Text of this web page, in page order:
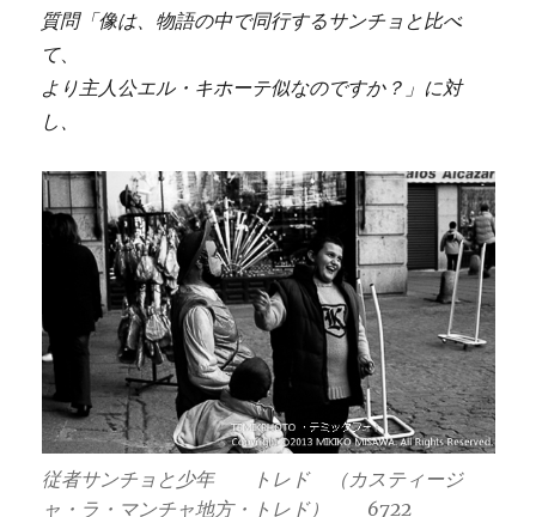
質問「像は、物語の中で同行するサンチョと比べ
て、
より主人公エル・キホーテ似なのですか？」に対
し、
従者サンチョと少年 トレド （カスティージ
ャ・ラ・マンチャ地方・トレド） 6722